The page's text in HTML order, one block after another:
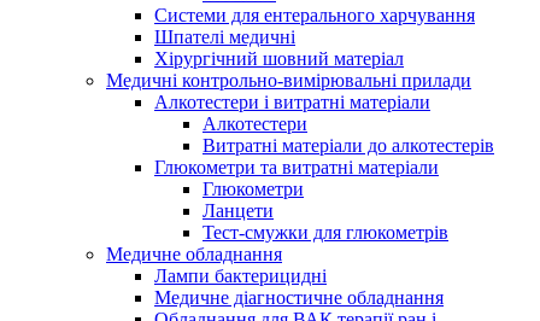
Системи для ентерального харчування
Шпателі медичні
Хірургічний шовний матеріал
Медичні контрольно-вимірювальні прилади
Алкотестери і витратні матеріали
Алкотестери
Витратні матеріали до алкотестерів
Глюкометри та витратні матеріали
Глюкометри
Ланцети
Тест-смужки для глюкометрів
Медичне обладнання
Лампи бактерицидні
Медичне діагностичне обладнання